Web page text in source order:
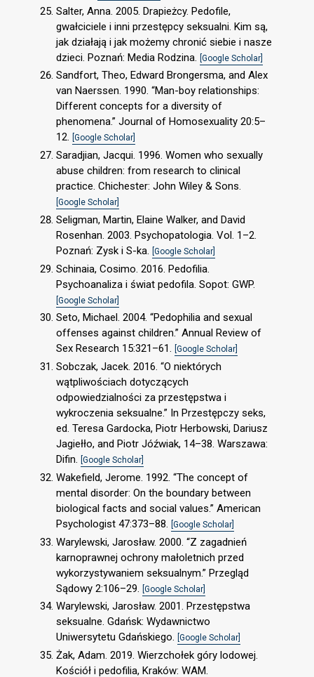
Salter, Anna. 2005. Drapieżcy. Pedofile,
gwałciciele i inni przestępcy seksualni. Kim są,
jak działają i jak możemy chronić siebie i nasze
dzieci. Poznań: Media Rodzina.
[Google Scholar]
Sandfort, Theo, Edward Brongersma, and Alex
van Naerssen. 1990. “Man-boy relationships:
Different concepts for a diversity of
phenomena.” Journal of Homosexuality 20:5–
12. [Google Scholar]
Saradjian, Jacqui. 1996. Women who sexually
abuse children: from research to clinical
practice. Chichester: John Wiley & Sons.
[Google Scholar]
Seligman, Martin, Elaine Walker, and David
Rosenhan. 2003. Psychopatologia. Vol. 1–2.
Poznań: Zysk i S-ka. [Google Scholar]
Schinaia, Cosimo. 2016. Pedofilia.
Psychoanaliza i świat pedofila. Sopot: GWP.
[Google Scholar]
Seto, Michael. 2004. “Pedophilia and sexual
offenses against children.” Annual Review of
Sex Research 15:321–61. [Google Scholar]
Sobczak, Jacek. 2016. “O niektórych
wątpliwościach dotyczących
odpowiedzialności za przestępstwa i
wykroczenia seksualne.” In Przestępczy seks,
ed. Teresa Gardocka, Piotr Herbowski, Dariusz
Jagiełło, and Piotr Jóźwiak, 14–38. Warszawa:
Difin. [Google Scholar]
Wakefield, Jerome. 1992. “The concept of
mental disorder: On the boundary between
biological facts and social values.” American
Psychologist 47:373–88. [Google Scholar]
Warylewski, Jarosław. 2000. “Z zagadnień
karnoprawnej ochrony małoletnich przed
wykorzystywaniem seksualnym.” Przegląd
Sądowy 2:106–29.
[Google Scholar]
Warylewski, Jarosław. 2001. Przestępstwa
seksualne. Gdańsk: Wydawnictwo
Uniwersytetu Gdańskiego. [Google Scholar]
Żak, Adam. 2019. Wierzchołek góry lodowej.
Kościół i pedofilia, Kraków: WAM.